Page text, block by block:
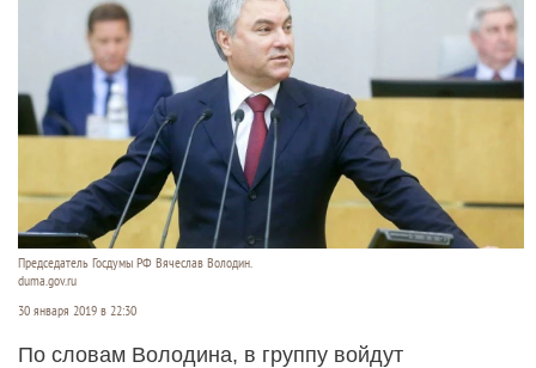
Председатель Госдумы РФ Вячеслав Володин.
duma.gov.ru
30 января 2019 в 22:30
По словам Володина, в группу войдут